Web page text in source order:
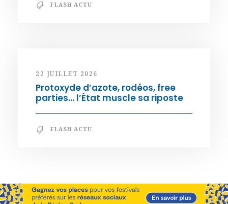
FLASH ACTU
22 JUILLET 2026
Protoxyde d’azote, rodéos, free
parties… l’État muscle sa riposte
FLASH ACTU